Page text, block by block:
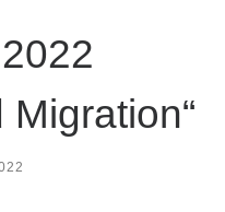
Migration“